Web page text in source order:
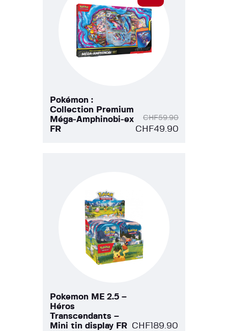
!
Pokémon :
Collection Premium
Méga‑Amphinobi‑ex
FR
CHF59.90
CHF49.90
Pokemon ME 2.5 –
Héros
Transcendants –
Mini tin display FR CHF189.90